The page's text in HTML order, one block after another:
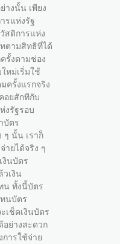
างนั้น เพียง
รแห่งรัฐ
สดิการแห่ง
ตามสิทธิที่ได้
รั้งตามช่อง
หม่เริ่มใช้
ครั้งแรกจริง
อยสักทีกับ
งรัฐรอบ
บัตร
ๆ นั้น เราก็
ายได้จริง ๆ
งินบัตร
เงิน
น ทั้งนี้บัตร
นบัตร
เช็คเงินบัตร
ย่างสะดวก
ารใช้จ่าย